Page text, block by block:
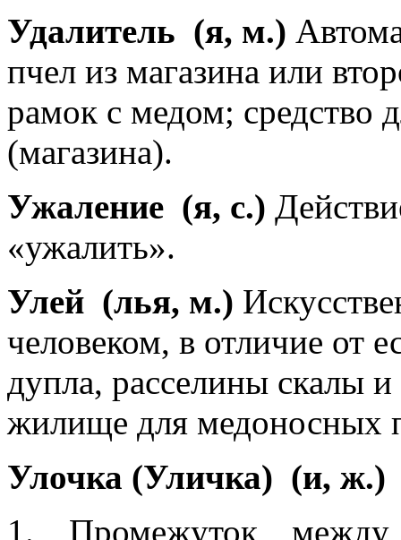
Удалитель (я, м.)
пчел из магазина или
рамок с медом; средство
(магазина).
Ужаление (я, с.)
«ужалить».
Улей (лья, м.)
человеком, в отличие от
дупла, расселины скалы
жилище для медоносных
Улочка (Уличка) (и, ж.)
1. Промежуток